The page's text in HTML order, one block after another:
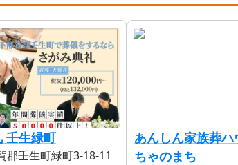
壬生緑町
郡壬生町緑町3-18-11
あんしん家族葬ハ
ちゃのまち